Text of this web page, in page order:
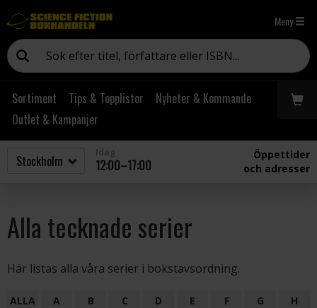
Meny
Sortiment Tips & Topplistor
Nyheter & Kommande
Outlet & Kampanjer
12:00–17:00
Öppettider
och adresser
Alla tecknade serier
Här listas alla våra serier i bokstavsordning.
ALLA A B C D E F G
H